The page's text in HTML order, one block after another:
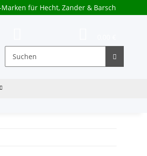
Marken für Hecht, Zander & Barsch